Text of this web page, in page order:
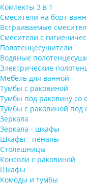
Комлекты 3 в 1
Смесители на борт
Встраиваемые
Смесители с
Полотенцесушители
Водяные
Электрические
Мебель для ванной
Тумбы с раковиной
Тумбы под раковину со
Тумбы с раковиной
Зеркала
Зеркала - шкафы
Шкафы - пеналы
Столешницы
Консоли с раковиной
Шкафы
Комоды и тумбы